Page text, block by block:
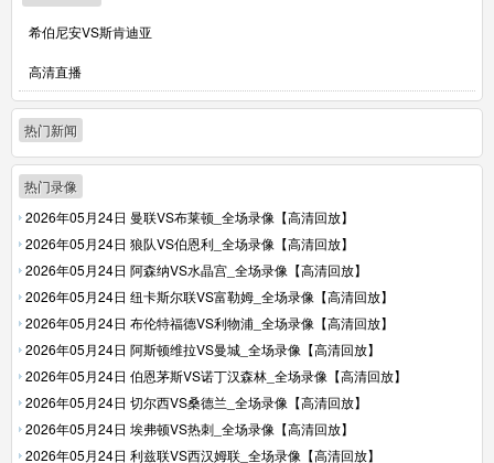
希伯尼安VS斯肯迪亚
高清直播
热门新闻
热门录像
2026年05月24日 曼联VS布莱顿_全场录像【高清回放】
2026年05月24日 狼队VS伯恩利_全场录像【高清回放】
2026年05月24日 阿森纳VS水晶宫_全场录像【高清回放】
2026年05月24日 纽卡斯尔联VS富勒姆_全场录像【高清回放】
2026年05月24日 布伦特福德VS利物浦_全场录像【高清回放】
2026年05月24日 阿斯顿维拉VS曼城_全场录像【高清回放】
2026年05月24日 伯恩茅斯VS诺丁汉森林_全场录像【高清回放】
2026年05月24日 切尔西VS桑德兰_全场录像【高清回放】
2026年05月24日 埃弗顿VS热刺_全场录像【高清回放】
2026年05月24日 利兹联VS西汉姆联_全场录像【高清回放】